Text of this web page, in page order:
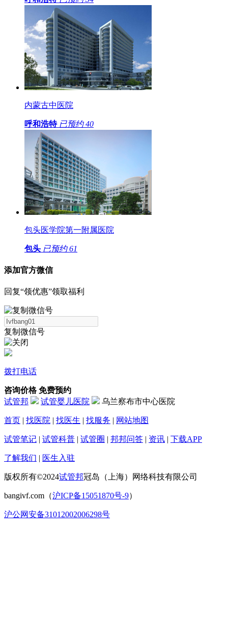
内蒙古中医院
呼和浩特 已预约 40
包头医学院第一附属医院
包头 已预约 61
添加官方微信
回复“领优惠”领取福利
复制微信号
拨打电话
咨询价格 免费预约
试管邦
试管婴儿医院 乌兰察布市中心医院
首页 | 找医院 | 找医生 | 找服务 | 网站地图
试管笔记 | 试管科普 | 试管圈 | 邦邦问答 | 资讯 | 下载APP
了解我们 | 医生入驻
版权所有©2024试管邦冠岛（上海）网络科技有限公司
bangivf.com（沪ICP备15051870号-9）
沪公网安备31012002006298号